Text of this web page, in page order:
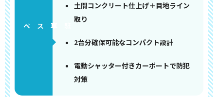
土間コンクリート仕上げ＋目地ライン
取り
2台分確保可能なコンパクト設計
電動シャッター付きカーポートで防犯
対策